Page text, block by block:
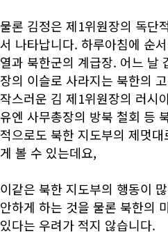
물론 김정은 제1위원장의 독단
서 나타납니다. 하루아침에 순
열과 북한군의 계급장. 어느 날
장의 이슬로 사라지는 북한의
작스러운 김 제1위원장의 러시
유엔 사무총장의 방북 철회 등
적으로도 북한 지도부의 제멋
게 볼 수 있는데요,
이같은 북한 지도부의 행동이
안하게 하는 것을 물론 북한의
있다는 우려가 적지 않습니다.